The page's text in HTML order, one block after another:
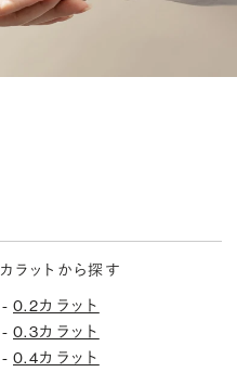
カラットから探す
- 0.2カラット
- 0.3カラット
- 0.4カラット